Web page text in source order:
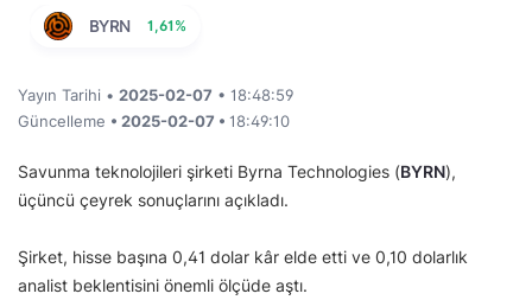
BYRN 1,61%
Yayın Tarihi • 2025-02-07 • 18:48:59
Güncelleme • 2025-02-07 • 18:49:10
Savunma teknolojileri şirketi Byrna Technologies (BYRN),
üçüncü çeyrek sonuçlarını açıkladı.
Şirket, hisse başına 0,41 dolar kâr elde etti ve 0,10 dolarlık
analist beklentisini önemli ölçüde aştı.